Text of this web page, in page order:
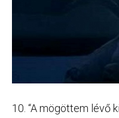
10. “A mögöttem lévő